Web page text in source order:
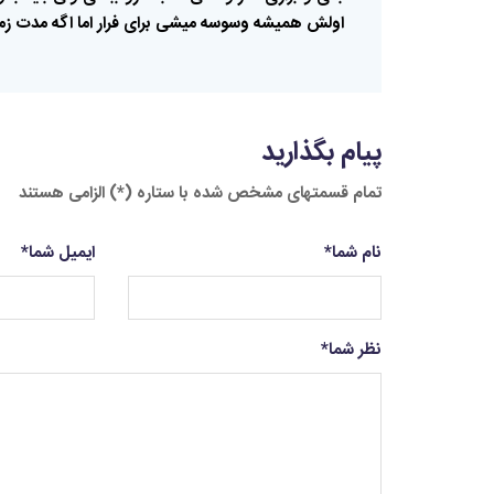
اولش همیشه وسوسهمیشی برای فرارامااگهمدت
پیام بگذارید
تمام قسمتهای مشخص شده با ستاره (*) الزامی هستند
نام شما* ایمیل شما*
نظر شما*